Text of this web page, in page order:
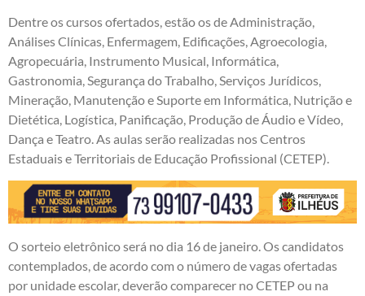
Dentre os cursos ofertados, estão os de Administração,
Análises Clínicas, Enfermagem, Edificações, Agroecologia,
Agropecuária, Instrumento Musical, Informática,
Gastronomia, Segurança do Trabalho, Serviços Jurídicos,
Mineração, Manutenção e Suporte em Informática, Nutrição e
Dietética, Logística, Panificação, Produção de Áudio e Vídeo,
Dança e Teatro. As aulas serão realizadas nos Centros
Estaduais e Territoriais de Educação Profissional (CETEP).
O sorteio eletrônico será no dia 16 de janeiro. Os candidatos
contemplados, de acordo com o número de vagas ofertadas
por unidade escolar, deverão comparecer no CETEP ou na